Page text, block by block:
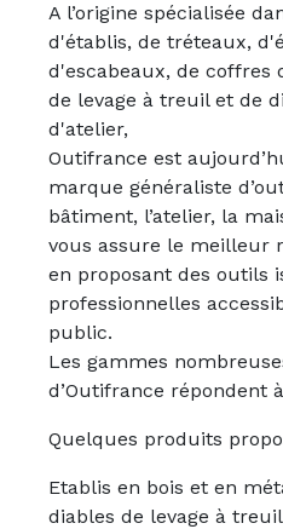
A l’origine spécialisée
d'établis, de tréteaux,
d'escabeaux, de coffres
de levage à treuil et de
d'atelier,
Outifrance est
marque généraliste
bâtiment, l’atelier, la
vous assure le meilleur
en proposant des outils
professionnelles
public.
Les gammes
d’Outifrance répondent
Quelques produits
Etablis en bois et en
diables de levage à